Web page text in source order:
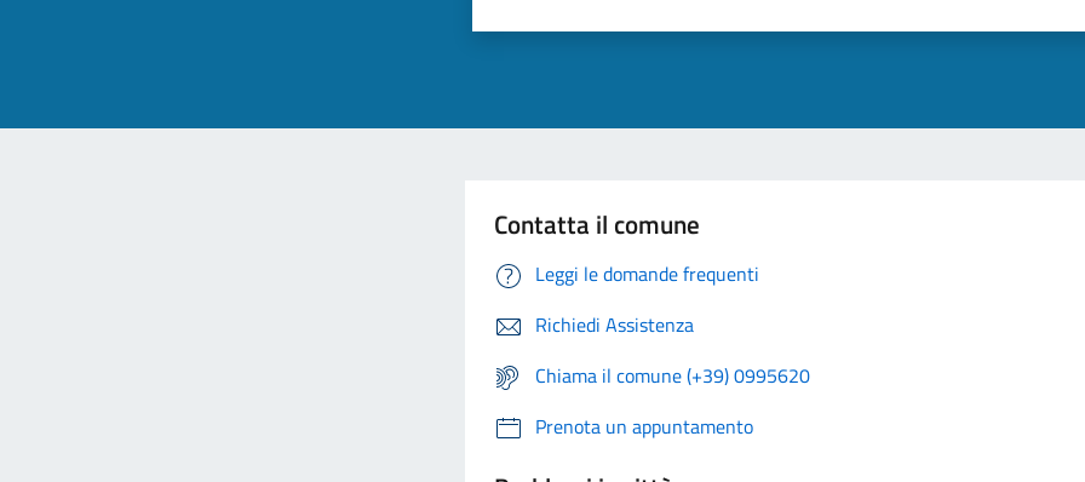
Contatta il comune
Leggi le domande frequenti
Richiedi Assistenza
Chiama il comune (+39) 0995620
Prenota un appuntamento